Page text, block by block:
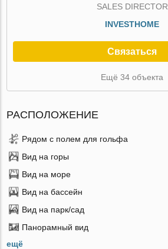
SALES DIRECTOR
INVESTHOME
Связаться
Ещё 34 объекта
РАСПОЛОЖЕНИЕ
Рядом с полем для гольфа
Вид на горы
Вид на море
Вид на бассейн
Вид на парк/сад
Панорамный вид
ещё